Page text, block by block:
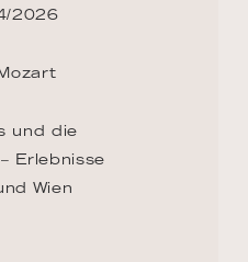
2026
und die
Erlebnisse
Wien